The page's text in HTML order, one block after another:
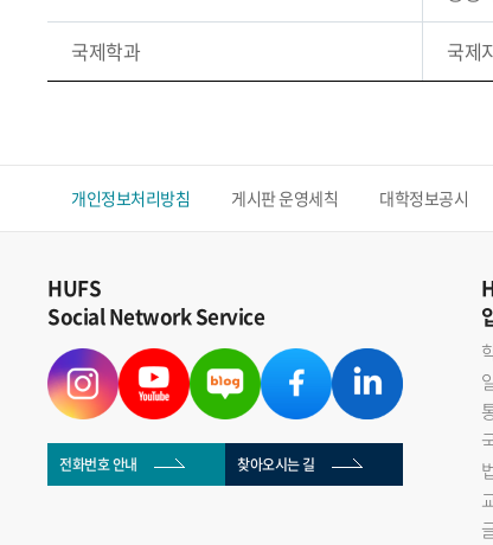
국제학과 국제
개인정보처리방침 게시판 운영세칙 대학정보공시
HUFS
Social Network Service
전화번호 안내 찾아오시는 길